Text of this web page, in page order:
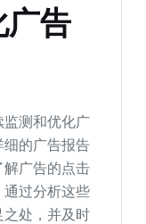
广告
测和优化广
的广告报告
广告的点击
过分析这些
处，并及时